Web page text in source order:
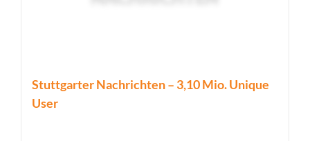
Stuttgarter Nachrichten – 3,10 Mio. Unique
User